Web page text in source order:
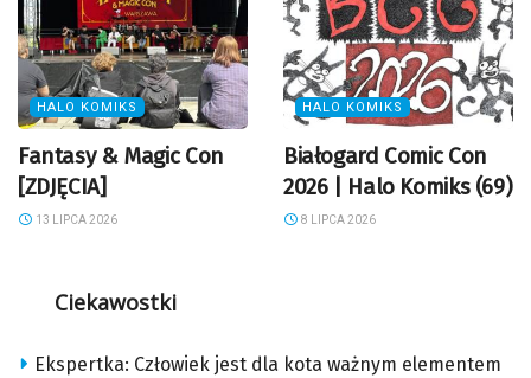
HALO KOMIKS
Fantasy & Magic Con
[ZDJĘCIA]
13 LIPCA 2026
HALO KOMIKS
Białogard Comic Con
2026 | Halo Komiks (69)
8 LIPCA 2026
Ciekawostki
Ekspertka: Człowiek jest dla kota ważnym elementem